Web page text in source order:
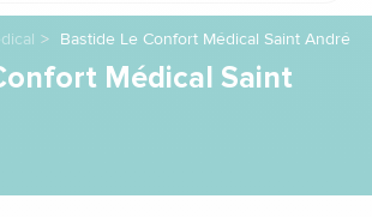
Bastide Le Confort Médical Saint André
Médical Saint